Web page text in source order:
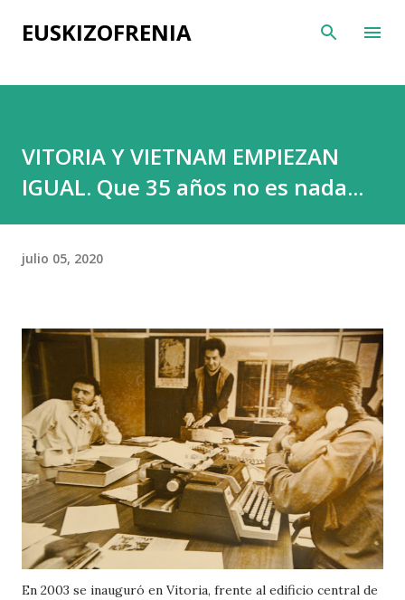
Ir al contenido principal
EUSKIZOFRENIA
VITORIA Y VIETNAM EMPIEZAN
IGUAL. Que 35 años no es nada...
julio 05, 2020
En 2003 se inauguró en Vitoria, frente al edificio central de